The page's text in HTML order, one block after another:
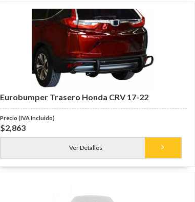
Eurobumper Trasero Honda CRV 17-22
$2,863
Ver Detalles